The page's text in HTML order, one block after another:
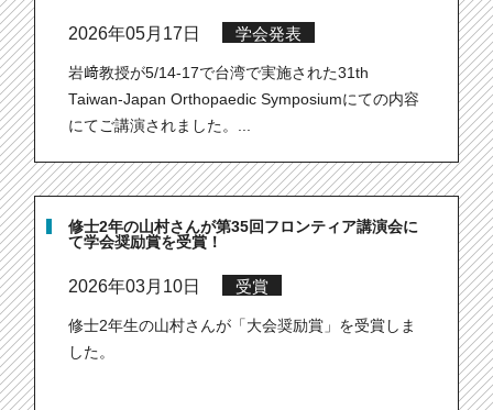
2026年05月17日 学会発表
岩﨑教授が5/14-17で台湾で実施された31th
Taiwan-Japan Orthopaedic Symposiumにての内容
にてご講演されました。...
修士2年の山村さんが第35回フロンティア講演会に
て学会奨励賞を受賞！
2026年03月10日 受賞
修士2年生の山村さんが「大会奨励賞」を受賞しま
した。